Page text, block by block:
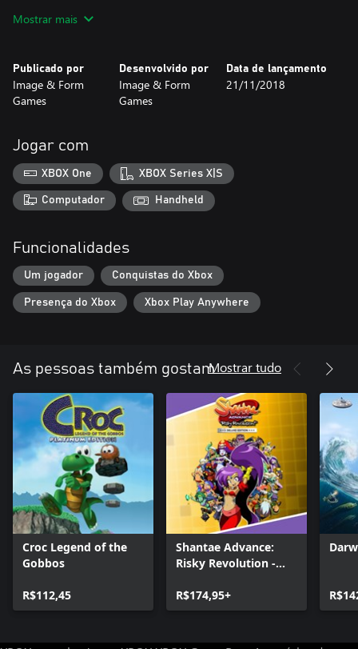
Usa o teu Hookshot para te baloiçares acima de abismos
E por fim, descobre a verdade acerca do amigo que perdeste há
muito tempo...
Mostrar mais
Publicado por
Image & Form
Games
Desenvolvido por
Image & Form
Games
Data de lançamento
21/11/2018
Jogar com
XBOX One XBOX Series X|S
Computador Handheld
Funcionalidades
Um jogador Conquistas do Xbox
Presença do Xbox Xbox Play Anywhere
As pessoas também gostamMostrar tudo
Croc Legend of the
Gobbos
R$112,45
Shantae Advance:
Risky Revolution -
R$174,95+